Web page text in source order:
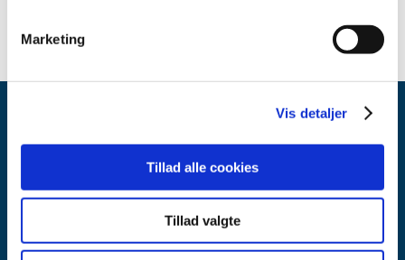
Marketing
Vis detaljer
Tillad alle cookies
Tillad valgte
Axel Heides Gade 1